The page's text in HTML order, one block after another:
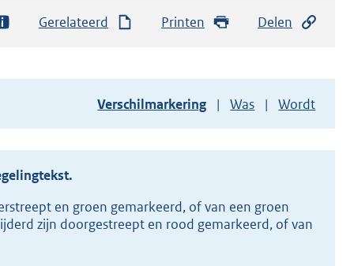
Gerelateerd Printen Delen
document
Verschilmarkering Was Wordt
en groen gemarkeerd, of van een groen
zijn doorgestreept en rood gemarkeerd, of van